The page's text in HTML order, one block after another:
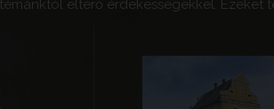
eltérő érdekességekkel. Ezeket